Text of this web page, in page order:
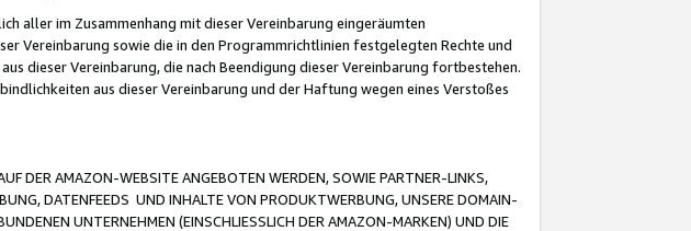
aller im Zusammenhang mit dieser Vereinbarung eingeräumten
Vereinbarung sowie die in den Programmrichtlinien festgelegten Rechte und
dieser Vereinbarung, die nach Beendigung dieser Vereinbarung fortbestehen.
aus dieser Vereinbarung und der Haftung wegen eines Verstoßes
DER AMAZON-WEBSITE ANGEBOTEN WERDEN, SOWIE PARTNER-LINKS,
DATENFEEDS UND INHALTE VON PRODUKTWERBUNG, UNSERE DOMAIN-
UNTERNEHMEN (EINSCHLIESSLICH DER AMAZON-MARKEN) UND DIE